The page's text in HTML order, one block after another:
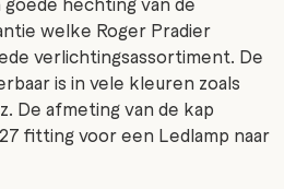
welke Roger Pradier
verlichtingsassortiment. De
is in vele kleuren zoals
De afmeting van de kap
fitting voor een Ledlamp naar